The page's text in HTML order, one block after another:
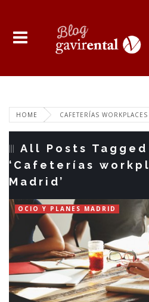
HOME CAFETERÍAS
All Posts Tagged
‘Cafeterías
Madrid’
OCIO Y PLANES MADRID